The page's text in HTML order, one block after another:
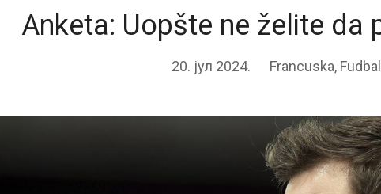
Anketa: Uopšte ne želite da
20. јул 2024. Francuska, Fudbal